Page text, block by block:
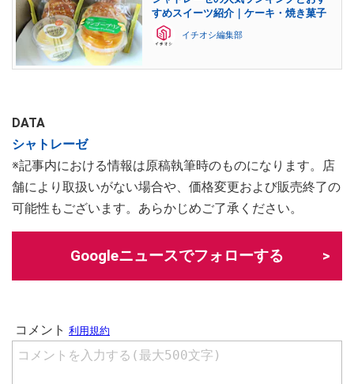
すめスイーツ紹介｜ケーキ・焼き菓子
イチオシ編集部
DATA
シャトレーゼ
※記事内における情報は原稿執筆時のものになります。店
舗により取扱いがない場合や、価格変更および販売終了の
可能性もございます。あらかじめご了承ください。
Googleニュースでフォローする